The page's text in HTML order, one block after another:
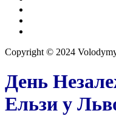
Copyright © 2024
День
Ельзи у